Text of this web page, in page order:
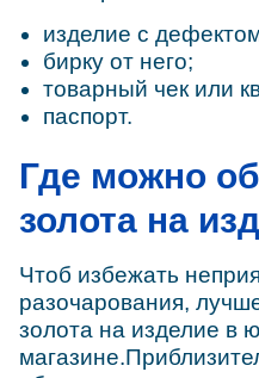
изделие с
бирку от него;
товарный чек или
паспорт.
Где можно
золота на
Чтоб избежать
разочарования,
золота на изделие в